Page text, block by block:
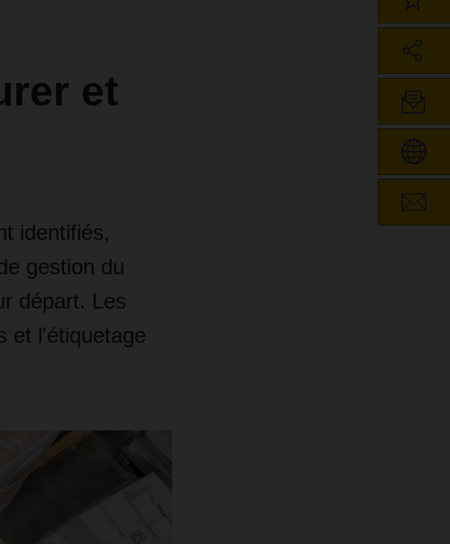
et
identifiés,
gestion du
départ. Les
et l'étiquetage